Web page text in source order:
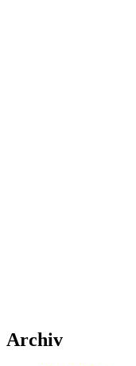
Archiv